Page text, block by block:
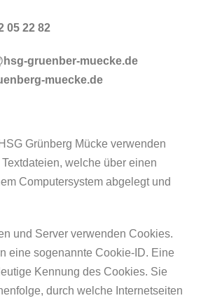
05 22 82
gruenber-muecke.de
muecke.de
Grünberg Mücke verwenden
welche über einen
Computersystem abgelegt und
und Server verwenden Cookies.
eine sogenannte Cookie-ID. Eine
Kennung des Cookies. Sie
durch welche Internetseiten